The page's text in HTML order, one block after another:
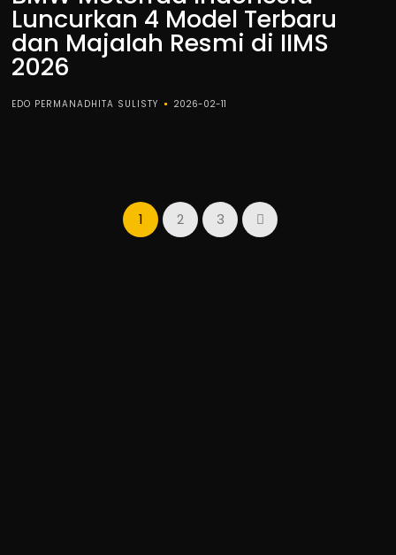
Luncurkan 4 Model Terbaru
dan Majalah Resmi di IIMS
2026
EDO PERMANADHITA SULISTY 2026-02-11
1 2 3